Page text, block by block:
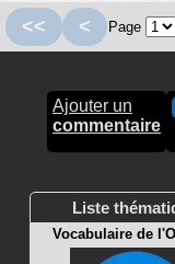
<< < Page
Ajouter un
commentaire
Liste
Vocabulaire de